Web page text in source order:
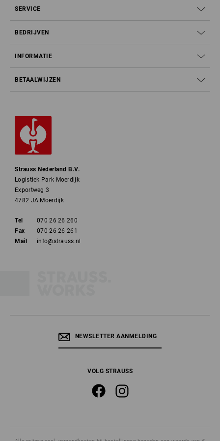
SERVICE
BEDRIJVEN
INFORMATIE
BETAALWIJZEN
Strauss Nederland B.V.
Logistiek Park Moerdijk
Exportweg 3
4782 JA Moerdijk
Tel
070 26 26 260
Fax
070 26 26 261
Mail
info@strauss.nl
NEWSLETTER AANMELDING
VOLG STRAUSS